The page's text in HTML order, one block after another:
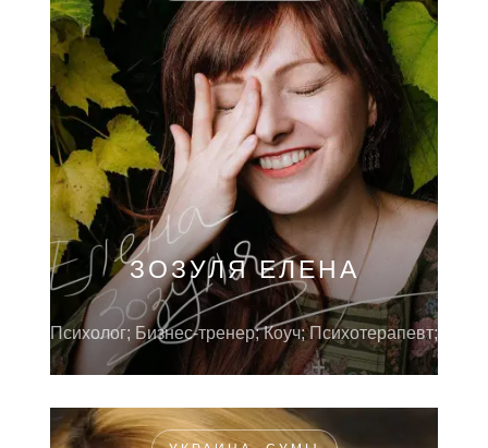
ЗОЗУЛЯ ЕЛЕНА
Психолог; Бизнес-тренер; Коуч; Психотерапевт;